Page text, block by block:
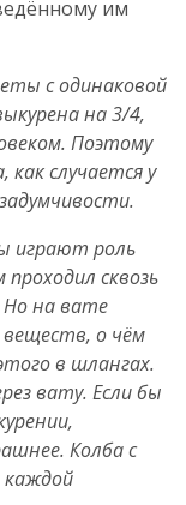
им
с одинаковой
на 3/4,
Поэтому
случается у
играют роль
сквозь
на вате
веществ, о чём
в шлангах.
вату. Если бы
Колба с
каждой